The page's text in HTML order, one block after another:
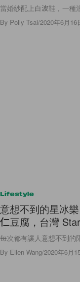
當婚紗配上白波鞋，一種
By Polly Tsai/2020年6月16
Lifestyle
意想不到的星冰
仁豆腐，台灣
每次都有讓人意想不到的
By Ellen Wang/2020年6月